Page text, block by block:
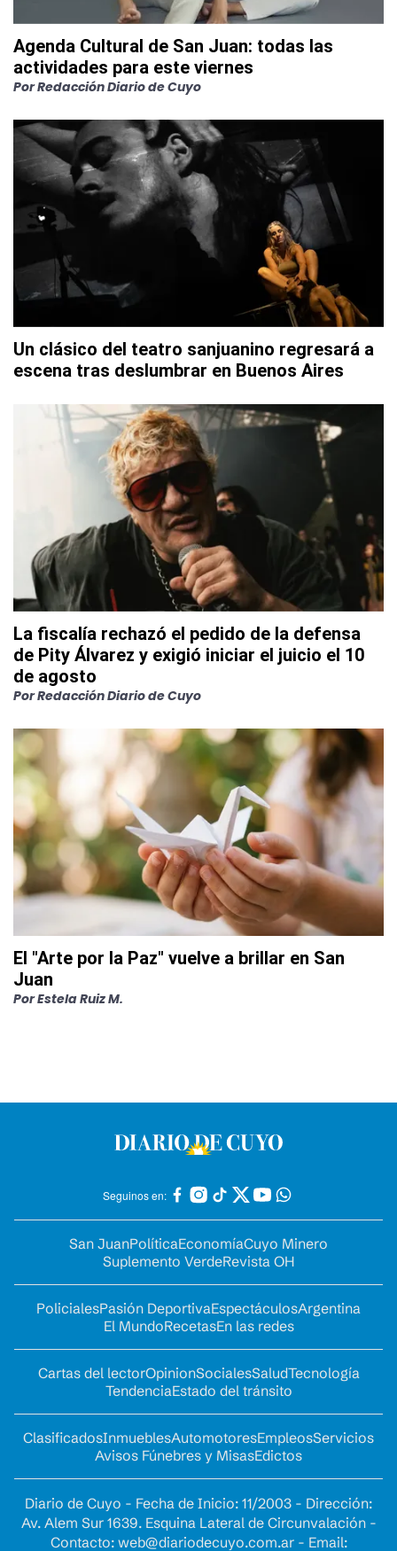
Agenda Cultural de San Juan: todas las
actividades para este viernes
PorRedacción Diario de Cuyo
Un clásico del teatro sanjuanino regresará a
escena tras deslumbrar en Buenos Aires
La fiscalía rechazó el pedido de la defensa
de Pity Álvarez y exigió iniciar el juicio el 10
de agosto
PorRedacción Diario de Cuyo
El "Arte por la Paz" vuelve a brillar en San
Juan
PorEstela Ruiz M.
Seguinos en:
San JuanPolíticaEconomíaCuyo Minero
Suplemento VerdeRevista OH
PolicialesPasión DeportivaEspectáculosArgentina
El MundoRecetasEn las redes
Cartas del lectorOpinionSocialesSaludTecnología
TendenciaEstado del tránsito
ClasificadosInmueblesAutomotoresEmpleosServicios
Avisos Fúnebres y MisasEdictos
Diario de Cuyo - Fecha de Inicio: 11/2003 - Dirección:
Av. Alem Sur 1639. Esquina Lateral de Circunvalación -
Contacto: web@diariodecuyo.com.ar- Email: